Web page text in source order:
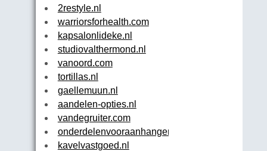
2restyle.nl
warriorsforhealth.com
kapsalonlideke.nl
studiovalthermond.nl
vanoord.com
tortillas.nl
gaellemuun.nl
aandelen-opties.nl
vandegruiter.com
onderdelenvooraanhangers.nl
kavelvastgoed.nl